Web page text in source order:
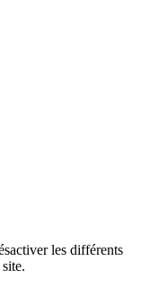
les différents